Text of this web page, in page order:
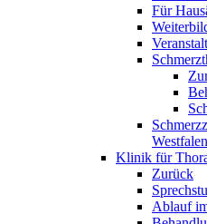
Für
Westfalen
Klinik für
Zurück
Ablauf